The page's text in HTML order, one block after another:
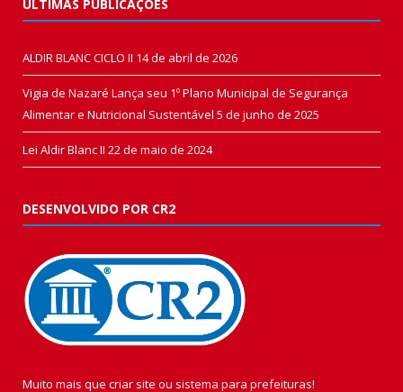
ÚLTIMAS PUBLICAÇÕES
ALDIR BLANC CICLO II 14 de abril de 2026
Vigia de Nazaré Lança seu 1º Plano Municipal de Segurança
Alimentar e Nutricional Sustentável 5 de junho de 2025
Lei Aldir Blanc II 22 de maio de 2024
DESENVOLVIDO POR CR2
Muito mais que criar site ou sistema para prefeituras!